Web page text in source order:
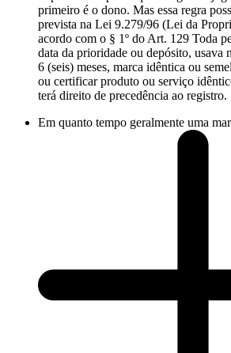
primeiro é o dono. Mas essa regra
prevista na Lei 9.279/96 (Lei da
acordo com o § 1º do Art. 129 Toda
data da prioridade ou depósito, usava
6 (seis) meses, marca idêntica ou
ou certificar produto ou serviço
terá direito de precedência ao registro.
Em quanto tempo geralmente uma